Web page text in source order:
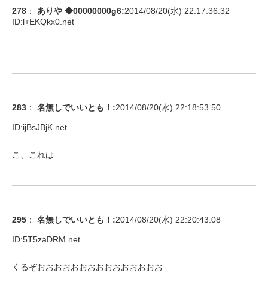
278 ： ありや ◆00000000g6:2014/08/20(水) 22:17:36.32
ID:l+EKQkx0.net
283 ： 名無しでいいとも！ :2014/08/20(水) 22:18:53.50
ID:ijBsJBjK.net
こ、これは
295 ： 名無しでいいとも！ :2014/08/20(水) 22:20:43.08
ID:5T5zaDRM.net
くるぞおおおおおおおおおおおおおおお